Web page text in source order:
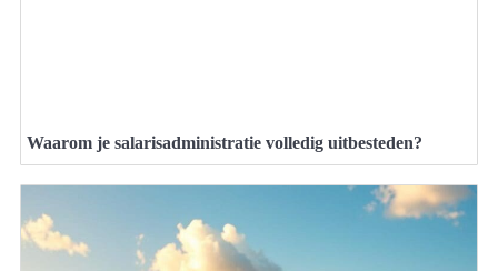
Waarom je salarisadministratie volledig uitbesteden?